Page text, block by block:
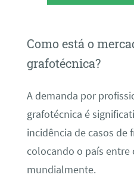
Como está o
grafotécnica?
A demanda por
grafotécnica é
incidência de casos de
colocando o país entre
mundialmente.